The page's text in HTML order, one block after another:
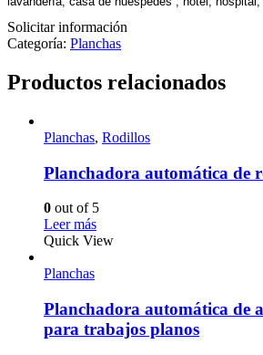
Solicitar información
Categoría: Planchas
Productos relacionados
Planchas, Rodillos
Planchadora automática de
0 out of 5
Leer más
Quick View
Planchas
Planchadora automática de
para trabajos planos